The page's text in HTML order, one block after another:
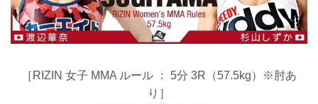
［RIZIN 女子 MMA ルール ： 5分 3R（57.5kg）※肘あ
り］